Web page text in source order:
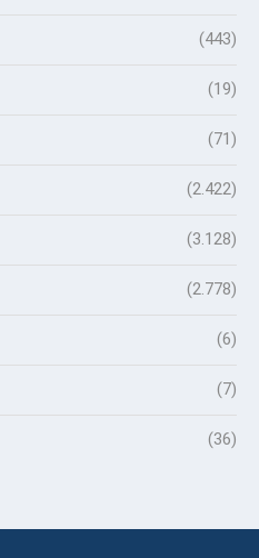
(443)
(19)
(71)
(2.422)
(3.128)
(2.778)
(6)
(7)
(36)